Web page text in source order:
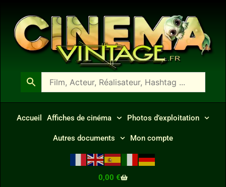
Accueil Affiches de cinéma Photos d’exploitation
Autres documents Mon compte
0,00 €